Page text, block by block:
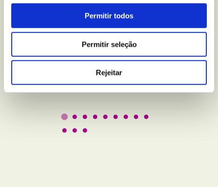
Permitir todos
Permitir seleção
Rejeitar
5 truques para melhorar
a qualidade do seu sono
BEM-ESTAR E LAZER